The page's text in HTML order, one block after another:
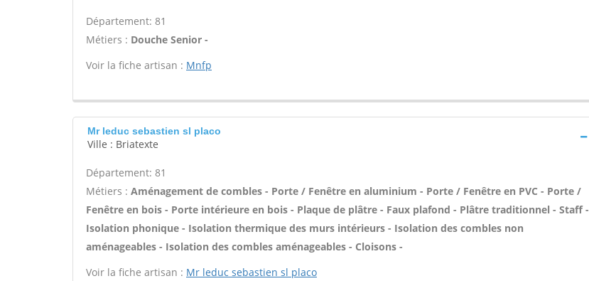
Département: 81
Métiers : Douche Senior -
Voir la fiche artisan : Mnfp
Mr leduc sebastien sl placo
Ville : Briatexte
Département: 81
Métiers : Aménagement de combles - Porte / Fenêtre en aluminium - Porte / Fenêtre en PVC - Porte /
Fenêtre en bois - Porte intérieure en bois - Plaque de plâtre - Faux plafond - Plâtre traditionnel - Staff -
Isolation phonique - Isolation thermique des murs intérieurs - Isolation des combles non
aménageables - Isolation des combles aménageables - Cloisons -
Voir la fiche artisan : Mr leduc sebastien sl placo